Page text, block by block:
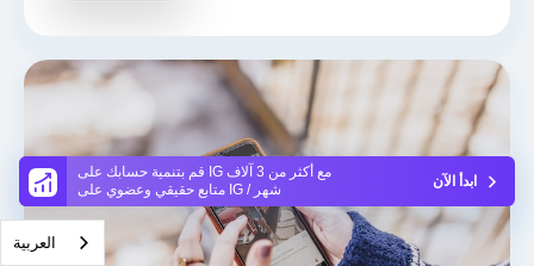
قم بتنمية حسابك على IG مع أكثر من 3 آلاف
متابع حقيقي وعضوي على IG / شهر
ابدأ الآن
العربية‏